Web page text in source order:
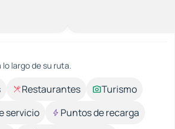
largo de su ruta.
Restaurantes
Turismo
servicio
Puntos de recarga